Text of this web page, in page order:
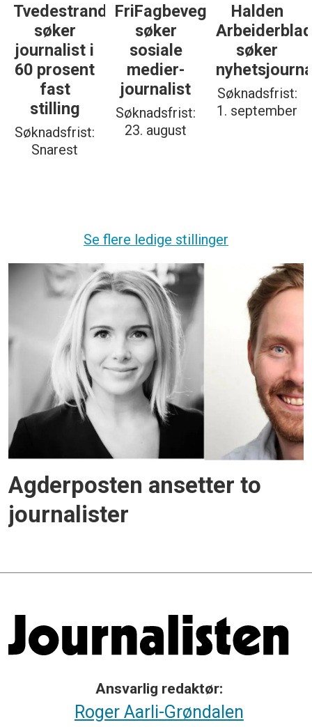
Tvedestrandsposten
søker
journalist i
60 prosent
fast
stilling
Søknadsfrist:
Snarest
FriFagbevegelse
søker
sosiale
medier-
journalist
Søknadsfrist:
23. august
Halden
Arbeiderblad
søker
Søknadsfrist:
1. september
Se flere ledige stillinger
Agderposten ansetter to
journalister
Ansvarlig redaktør:
Roger Aarli-Grøndalen